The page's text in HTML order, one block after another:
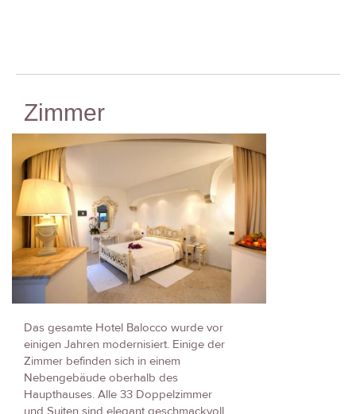
Zimmer
Das gesamte Hotel Balocco wurde vor
einigen Jahren modernisiert. Einige der
Zimmer befinden sich in einem
Nebengebäude oberhalb des
Haupthauses. Alle 33 Doppelzimmer
und Suiten sind elegant geschmackvoll